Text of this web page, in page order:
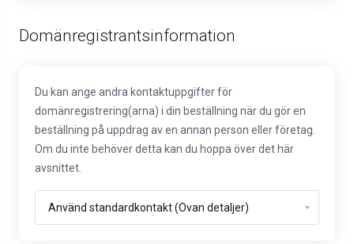
Domänregistrantsinformation
Du kan ange andra kontaktuppgifter för
domänregistrering(arna) i din beställning när du gör en
beställning på uppdrag av en annan person eller företag.
Om du inte behöver detta kan du hoppa över det här
avsnittet.